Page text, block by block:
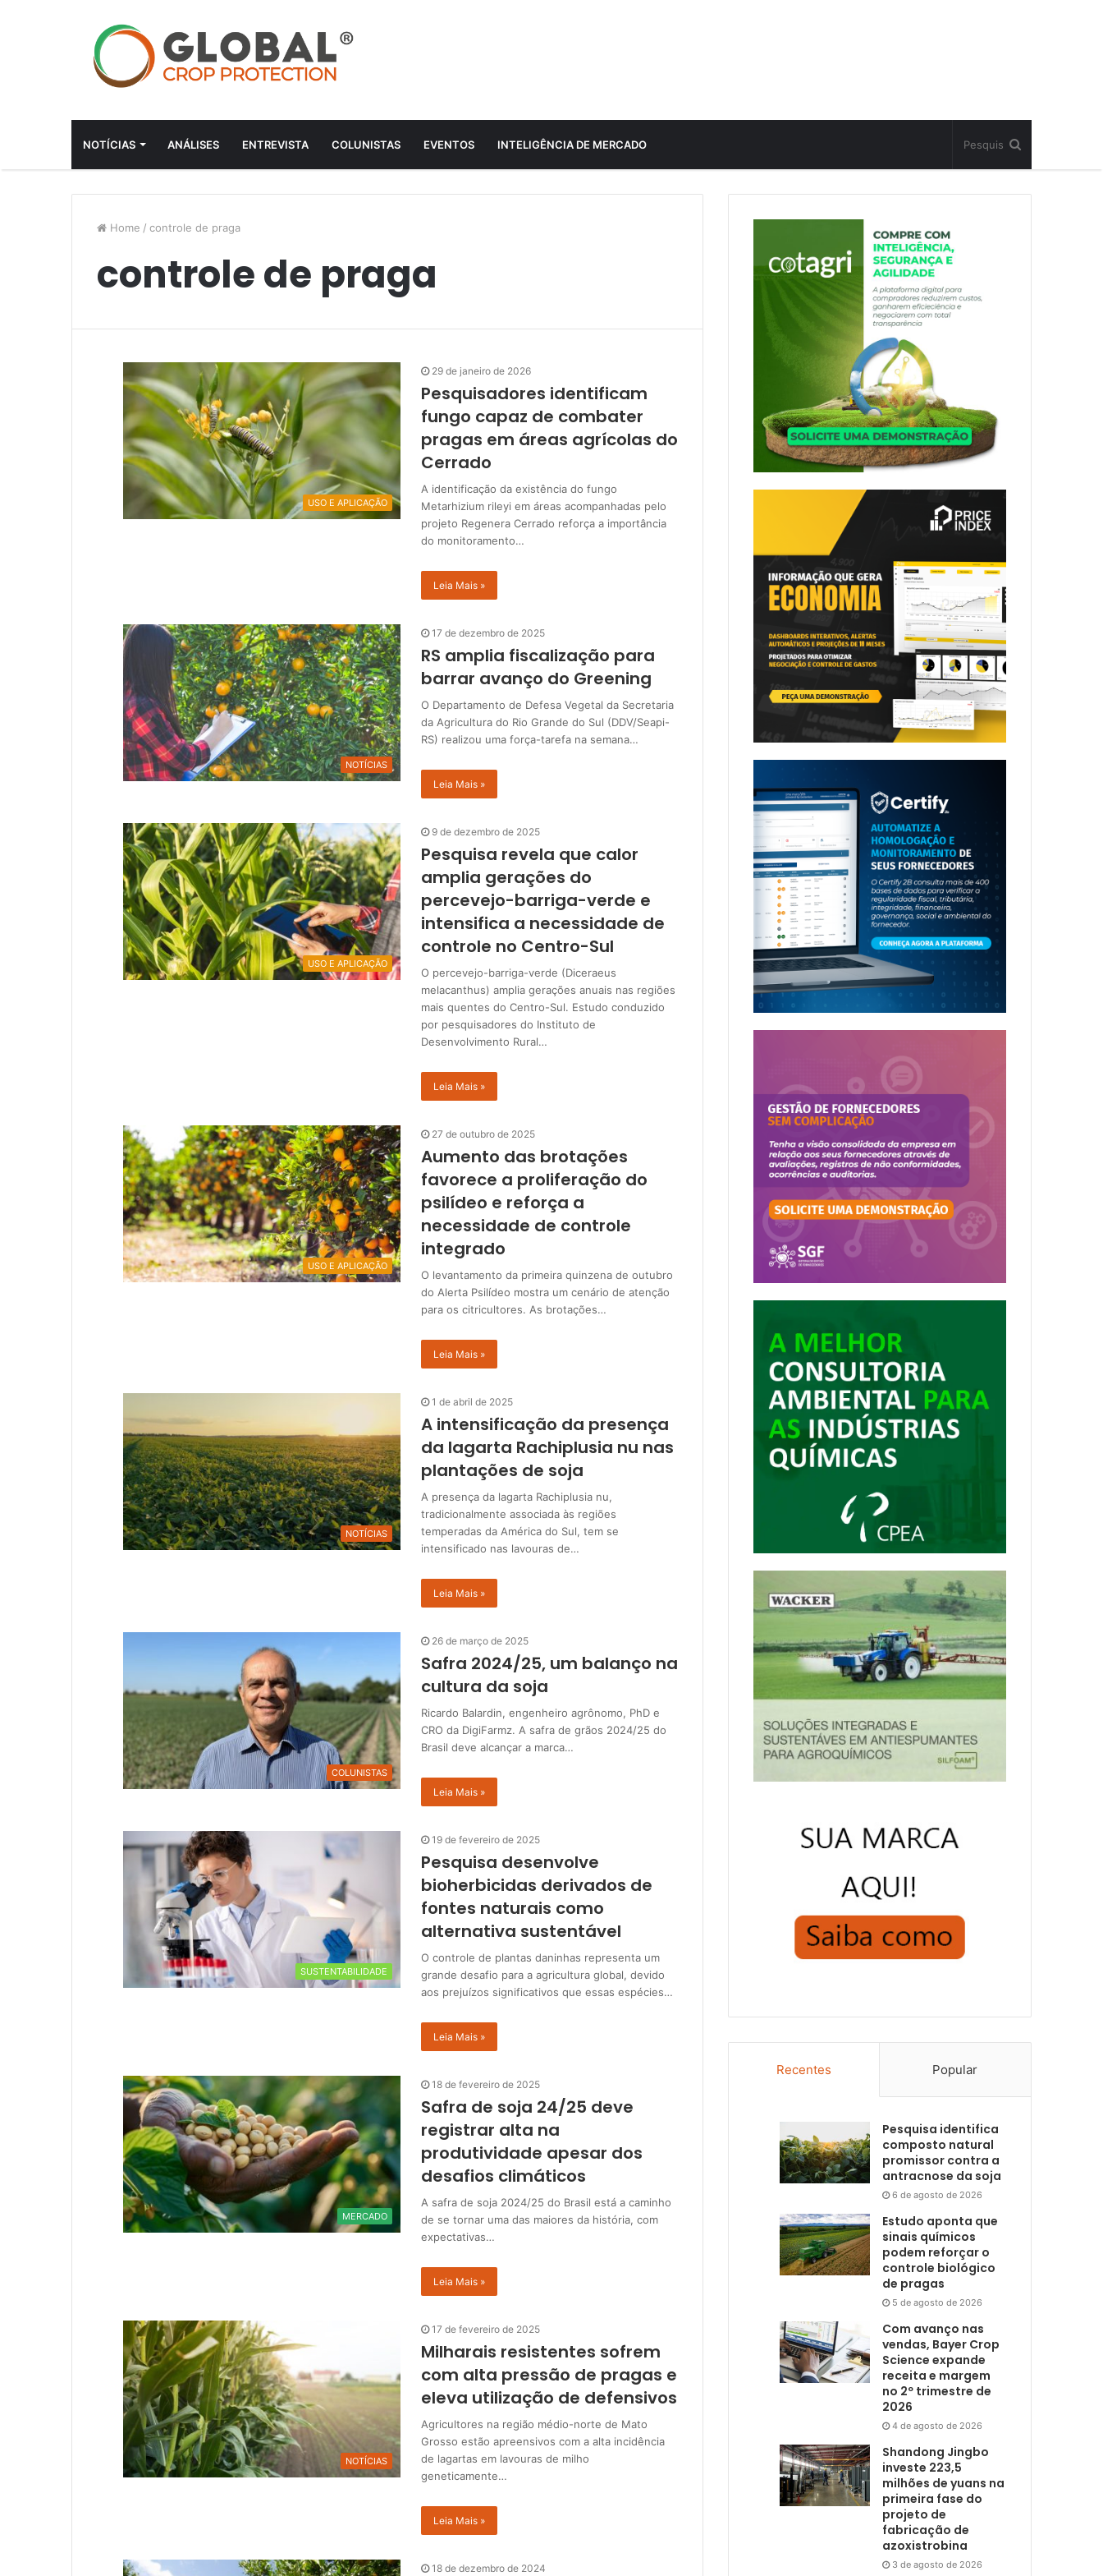
NOTÍCIAS ANÁLISES ENTREVISTA COLUNISTAS EVENTOS INTELIGÊNCIA DE MERCADO
Home / controle de praga
controle de praga
USO E APLICAÇÃO
29 de janeiro de 2026
Pesquisadores identificam
fungo capaz de combater
pragas em áreas agrícolas do
Cerrado
A identificação da existência do fungo
Metarhizium rileyi em áreas acompanhadas pelo
projeto Regenera Cerrado reforça a importância
do monitoramento…
Leia Mais »
NOTÍCIAS
17 de dezembro de 2025
RS amplia fiscalização para
barrar avanço do Greening
O Departamento de Defesa Vegetal da Secretaria
da Agricultura do Rio Grande do Sul (DDV/Seapi-
RS) realizou uma força-tarefa na semana…
Leia Mais »
USO E APLICAÇÃO
9 de dezembro de 2025
Pesquisa revela que calor
amplia gerações do
percevejo-barriga-verde e
intensifica a necessidade de
controle no Centro-Sul
O percevejo-barriga-verde (Diceraeus
melacanthus) amplia gerações anuais nas regiões
mais quentes do Centro-Sul. Estudo conduzido
por pesquisadores do Instituto de
Desenvolvimento Rural…
Leia Mais »
USO E APLICAÇÃO
27 de outubro de 2025
Aumento das brotações
favorece a proliferação do
psilídeo e reforça a
necessidade de controle
integrado
O levantamento da primeira quinzena de outubro
do Alerta Psilídeo mostra um cenário de atenção
para os citricultores. As brotações…
Leia Mais »
NOTÍCIAS
1 de abril de 2025
A intensificação da presença
da lagarta Rachiplusia nu nas
plantações de soja
A presença da lagarta Rachiplusia nu,
tradicionalmente associada às regiões
temperadas da América do Sul, tem se
intensificado nas lavouras de…
Leia Mais »
COLUNISTAS
26 de março de 2025
Safra 2024/25, um balanço na
cultura da soja
Ricardo Balardin, engenheiro agrônomo, PhD e
CRO da DigiFarmz. A safra de grãos 2024/25 do
Brasil deve alcançar a marca…
Leia Mais »
SUSTENTABILIDADE
19 de fevereiro de 2025
Pesquisa desenvolve
bioherbicidas derivados de
fontes naturais como
alternativa sustentável
O controle de plantas daninhas representa um
grande desafio para a agricultura global, devido
aos prejuízos significativos que essas espécies…
Leia Mais »
MERCADO
18 de fevereiro de 2025
Safra de soja 24/25 deve
registrar alta na
produtividade apesar dos
desafios climáticos
A safra de soja 2024/25 do Brasil está a caminho
de se tornar uma das maiores da história, com
expectativas…
Leia Mais »
NOTÍCIAS
17 de fevereiro de 2025
Milharais resistentes sofrem
com alta pressão de pragas e
eleva utilização de defensivos
Agricultores na região médio-norte de Mato
Grosso estão apreensivos com a alta incidência
de lagartas em lavouras de milho
geneticamente…
Leia Mais »
18 de dezembro de 2024
Recentes Popular
Pesquisa identifica
composto natural
promissor contra a
antracnose da soja
6 de agosto de 2026
Estudo aponta que
sinais químicos
podem reforçar o
controle biológico
de pragas
5 de agosto de 2026
Com avanço nas
vendas, Bayer Crop
Science expande
receita e margem
no 2º trimestre de
2026
4 de agosto de 2026
Shandong Jingbo
investe 223,5
milhões de yuans na
primeira fase do
projeto de
fabricação de
azoxistrobina
3 de agosto de 2026